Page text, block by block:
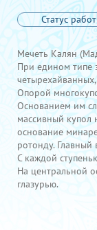
Статус работ
Мечеть Калян
При едином типе
Опорой
Основанием им
массивный купол
основание
ротонду.
С каждой
На центральной
глазурью.